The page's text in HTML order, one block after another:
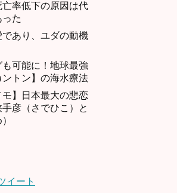
率低下の原因は代
た
あり、ユダの動機
可能に！地球最強
トン】の海水療法
モ】日本最大の悲恋
彦（さでひこ）と
イート